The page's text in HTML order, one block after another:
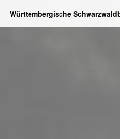
Württembergische